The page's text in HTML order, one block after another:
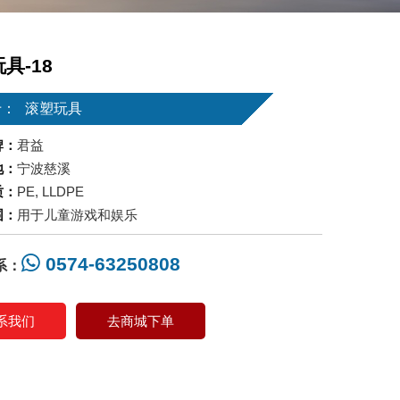
具-18
滚塑玩具
：君益
：宁波慈溪
PE, LLDPE
用于儿童游戏和娱乐
： 0574-63250808
我们 去商城下单